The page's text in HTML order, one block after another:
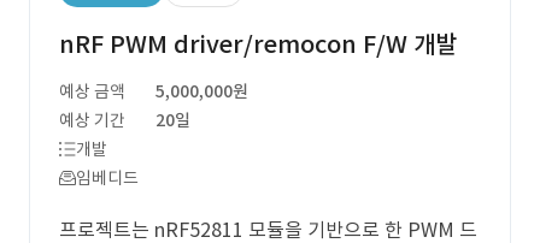
nRF PWM driver/remocon F/W 개발
예상 금액
5,000,000원
예상 기간
20일
개발
임베디드
프로젝트는 nRF52811 모듈을 기반으로 한 PWM 드